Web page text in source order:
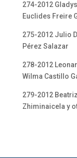
274-2012
Euclides Freire
275-2012 Julio
Pérez Salazar
278-2012
Wilma Castillo
279-2012
Zhiminaicela y